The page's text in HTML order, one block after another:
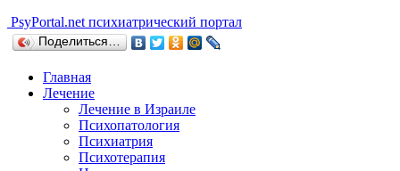
PsyPortal.net психиатрический портал
Поделиться…
Главная
Лечение
Лечение в Израиле
Психопатология
Психиатрия
Психотерапия